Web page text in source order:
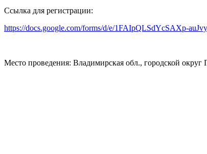
Ссылка для регистрации:
https://docs.google.com/forms/d/e/1FAIpQLSdYcSAXp-
Место проведения: Владимирская обл., городской округ